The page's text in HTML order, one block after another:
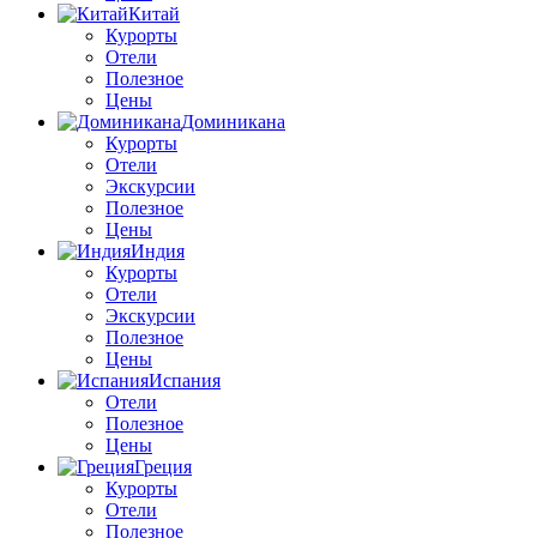
Китай
Курорты
Отели
Полезное
Цены
Доминикана
Курорты
Отели
Экскурсии
Полезное
Цены
Индия
Курорты
Отели
Экскурсии
Полезное
Цены
Испания
Отели
Полезное
Цены
Греция
Курорты
Отели
Полезное